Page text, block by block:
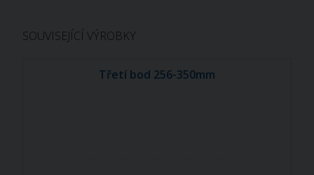
SOUVISEJÍCÍ VÝROBKY
Třetí bod 256-350mm